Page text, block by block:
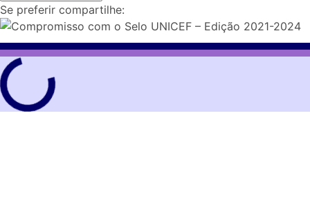
Se preferir compartilhe: